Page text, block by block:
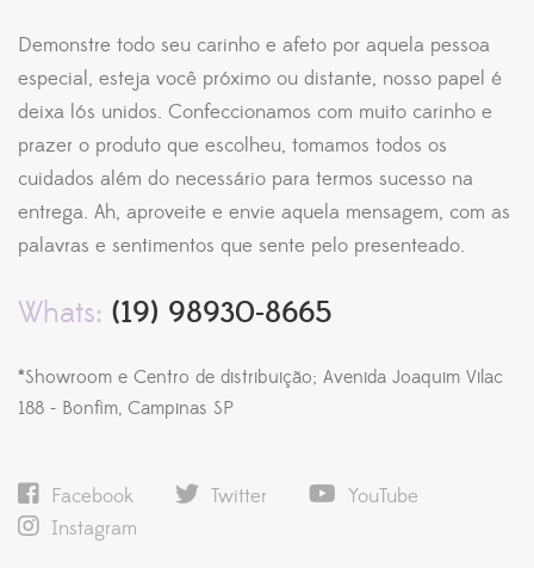
Demonstre todo seu carinho e afeto por aquela pessoa
especial, esteja você próximo ou distante, nosso papel é
deixa lós unidos. Confeccionamos com muito carinho e
prazer o produto que escolheu, tomamos todos os
cuidados além do necessário para termos sucesso na
entrega. Ah, aproveite e envie aquela mensagem, com as
palavras e sentimentos que sente pelo presenteado.
Whats: (19) 98930-8665
*Showroom e Centro de distribuição; Avenida Joaquim Vilac
188 - Bonfim, Campinas SP
Facebook Twitter
YouTube
Instagram